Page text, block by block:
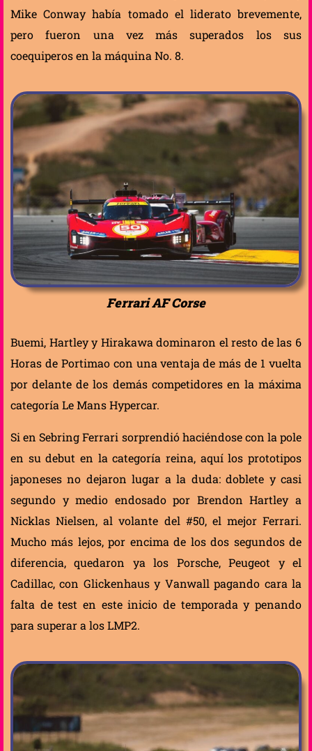
Mike Conway había tomado el liderato brevemente,
pero fueron una vez más superados los sus
coequiperos en la máquina No. 8.
Ferrari AF Corse
Buemi, Hartley y Hirakawa dominaron el resto de las 6
Horas de Portimao con una ventaja de más de 1 vuelta
por delante de los demás competidores en la máxima
categoría Le Mans Hypercar.
Si en Sebring Ferrari sorprendió haciéndose con la pole
en su debut en la categoría reina, aquí los prototipos
japoneses no dejaron lugar a la duda: doblete y casi
segundo y medio endosado por Brendon Hartley a
Nicklas Nielsen, al volante del #50, el mejor Ferrari.
Mucho más lejos, por encima de los dos segundos de
diferencia, quedaron ya los Porsche, Peugeot y el
Cadillac, con Glickenhaus y Vanwall pagando cara la
falta de test en este inicio de temporada y penando
para superar a los LMP2.